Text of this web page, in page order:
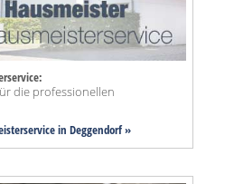
die professionellen
in Deggendorf »